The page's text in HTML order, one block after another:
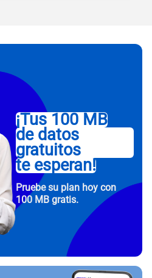
¡Tus 100 MB
de datos
gratuitos
te esperan!
Pruebe su plan hoy con
100 MB gratis.